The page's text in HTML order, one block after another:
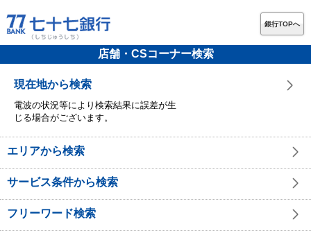
銀行TOPへ
店舗・CSコーナー検索
現在地から検索
電波の状況等により検索結果に誤差が生
じる場合がございます。
エリアから検索
サービス条件から検索
フリーワード検索